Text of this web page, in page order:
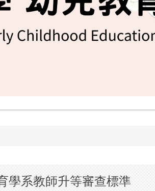
學系教師升等審查標準